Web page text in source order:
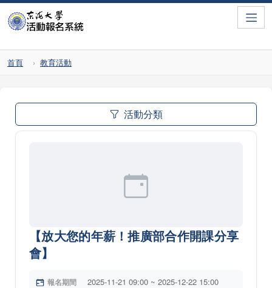
首頁 教育活動
活動分類
【放大您的年薪！推廣部合作開課分享
會】
報名期間 2025-11-21 09:00 ~ 2025-12-22 15:00